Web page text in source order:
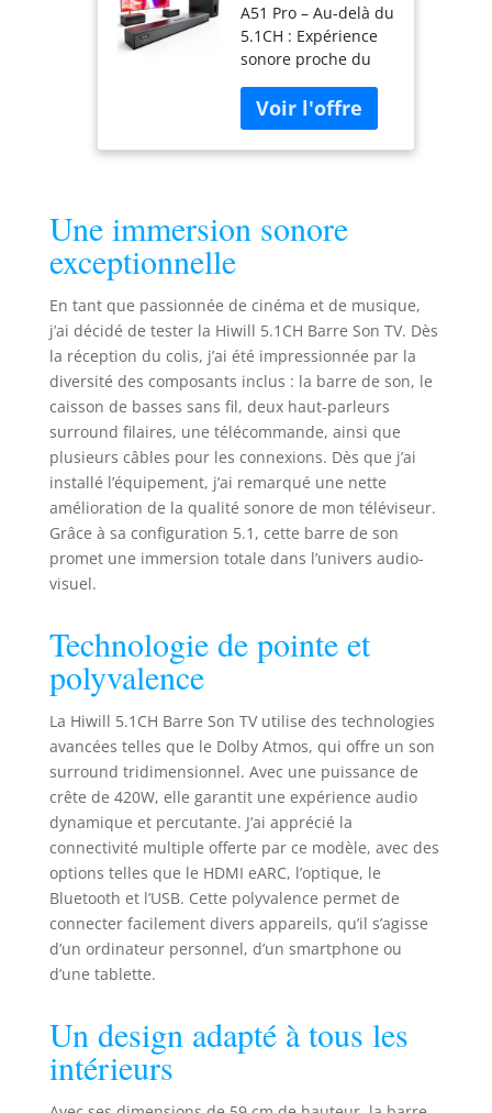
Barre Son, 6,5"
Subwoofer sans
Fil, 2
kabelgebundene
Surround-
Lautsprecher,
Home Cinéma
420W Puissance
de Crête, eARC,
A51 Pro – Au-delà du
5.1CH : Expérience
sonore proche du
7.1CH – L'A51 Pro,
avec ses tweeters
latéraux et central,
élargit la scène
un son dynamique.
Deux enceintes
offrent des basses
profondes pour un
son surround
immersif. Remarque
: Un firmware avec
mémoire
personnalisée et
performances
améliorées est
disponible. Plongez
dans l’univers
sonore avec Dolby
avec des matériaux
haut de gamme,
haut-parleurs pour
une immersion
totale. Grâce à Dolby
Atmos, profitez d’un
son 3D réaliste qui
vous enveloppe
dans une ambiance
cinématographique.
Idéal pour le home
cinéma, il
transforme chaque
captivante. HXS
Processing -
Une immersion sonore
exceptionnelle
En tant que passionnée de cinéma et de musique,
j’ai décidé de tester la Hiwill 5.1CH Barre Son TV. Dès
la réception du colis, j’ai été impressionnée par la
diversité des composants inclus : la barre de son, le
caisson de basses sans fil, deux haut-parleurs
surround filaires, une télécommande, ainsi que
plusieurs câbles pour les connexions. Dès que j’ai
installé l’équipement, j’ai remarqué une nette
amélioration de la qualité sonore de mon téléviseur.
Grâce à sa configuration 5.1, cette barre de son
promet une immersion totale dans l’univers audio-
visuel.
Technologie de pointe et
polyvalence
La Hiwill 5.1CH Barre Son TV utilise des technologies
avancées telles que le Dolby Atmos, qui offre un son
surround tridimensionnel. Avec une puissance de
crête de 420W, elle garantit une expérience audio
dynamique et percutante. J’ai apprécié la
connectivité multiple offerte par ce modèle, avec des
options telles que le HDMI eARC, l’optique, le
Bluetooth et l’USB. Cette polyvalence permet de
connecter facilement divers appareils, qu’il s’agisse
d’un ordinateur personnel, d’un smartphone ou
d’une tablette.
Un design adapté à tous les
intérieurs